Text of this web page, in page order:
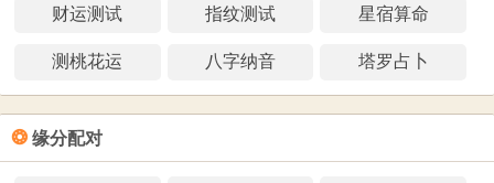
财运测试 指纹测试 星宿算命
测桃花运 八字纳音 塔罗占卜
❂ 缘分配对